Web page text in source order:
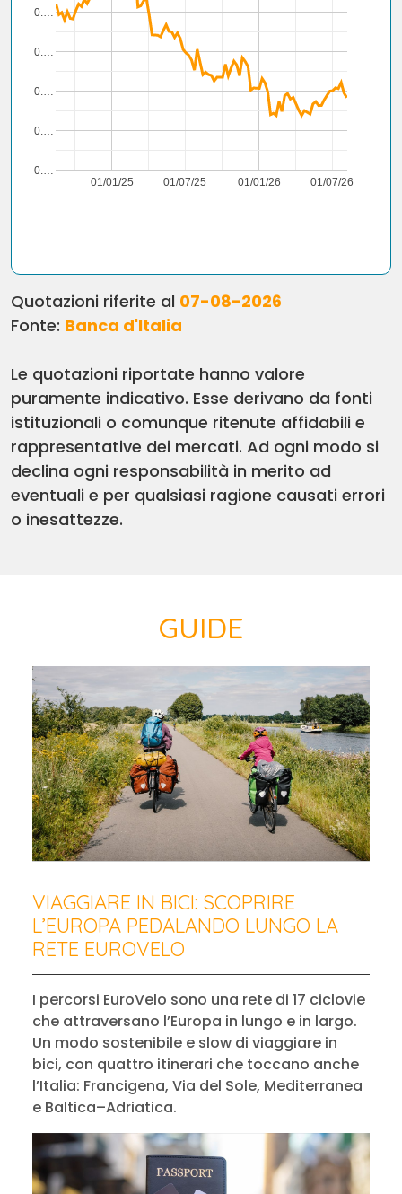
01/01/25 01/01/26
01/07/25 01/07/26
0.…
0.…
0.…
0.…
0.…
Quotazioni riferite al 07-08-2026
Fonte: Banca d'Italia
Le quotazioni riportate hanno valore
puramente indicativo. Esse derivano da fonti
istituzionali o comunque ritenute affidabili e
rappresentative dei mercati. Ad ogni modo si
declina ogni responsabilità in merito ad
eventuali e per qualsiasi ragione causati errori
o inesattezze.
GUIDE
VIAGGIARE IN BICI: SCOPRIRE
L’EUROPA PEDALANDO LUNGO LA
RETE EUROVELO
I percorsi EuroVelo sono una rete di 17 ciclovie
che attraversano l’Europa in lungo e in largo.
Un modo sostenibile e slow di viaggiare in
bici, con quattro itinerari che toccano anche
l’Italia: Francigena, Via del Sole, Mediterranea
e Baltica–Adriatica.